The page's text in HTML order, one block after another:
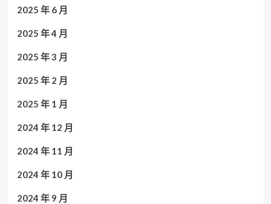
2025 年 6 月
2025 年 4 月
2025 年 3 月
2025 年 2 月
2025 年 1 月
2024 年 12 月
2024 年 11 月
2024 年 10 月
2024 年 9 月